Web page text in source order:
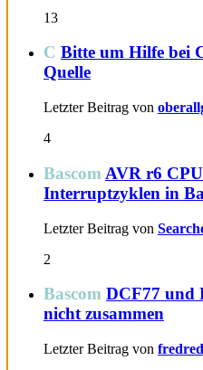
13
C Bitte um Hilfe bei
Quelle
Letzter Beitrag von
4
Bascom AVR r6
Interruptzyklen in
Letzter Beitrag von
2
Bascom DCF77 und
nicht zusammen
Letzter Beitrag von fredred